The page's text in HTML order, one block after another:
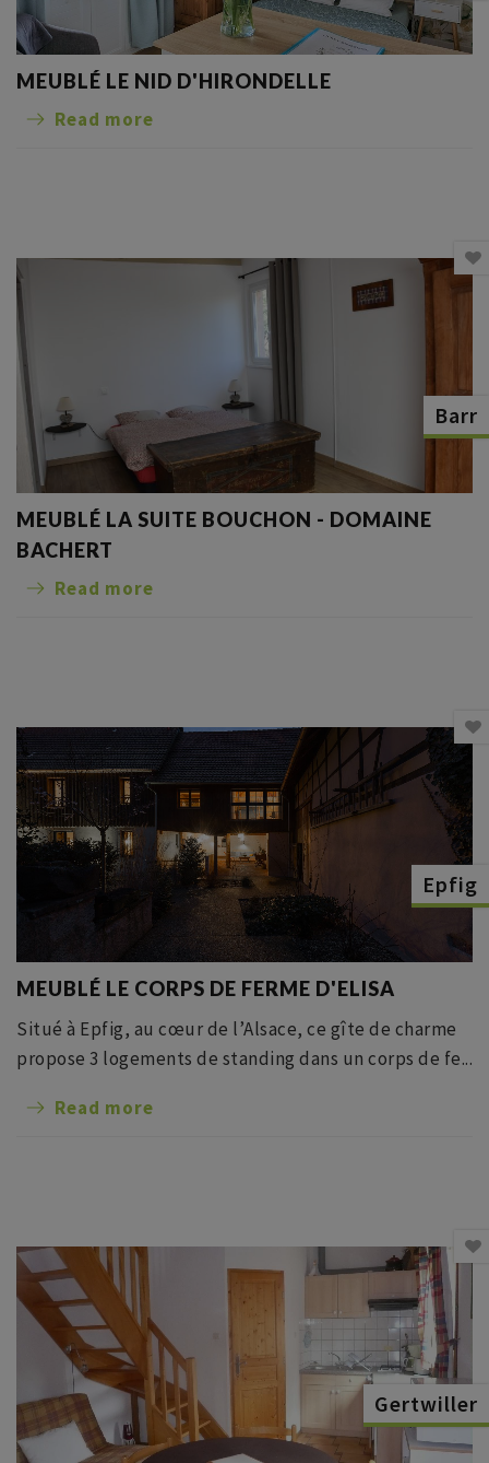
MEUBLÉ LE NID D'HIRONDELLE
Read more
Barr
MEUBLÉ LA SUITE BOUCHON - DOMAINE
BACHERT
Read more
Epfig
MEUBLÉ LE CORPS DE FERME D'ELISA
Situé à Epfig, au cœur de l’Alsace, ce gîte de charme
propose 3 logements de standing dans un corps de fe...
Read more
Gertwiller